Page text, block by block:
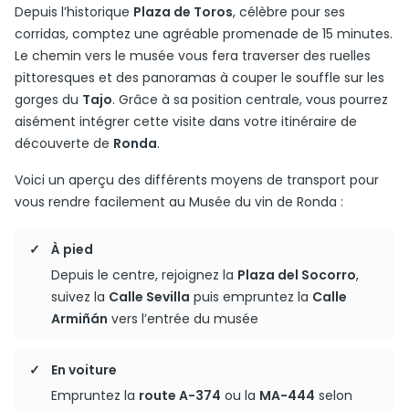
Depuis l’historique Plaza de Toros, célèbre pour ses
corridas, comptez une agréable promenade de 15 minutes.
Le chemin vers le musée vous fera traverser des ruelles
pittoresques et des panoramas à couper le souffle sur les
gorges du Tajo. Grâce à sa position centrale, vous pourrez
aisément intégrer cette visite dans votre itinéraire de
découverte de Ronda.
Voici un aperçu des différents moyens de transport pour
vous rendre facilement au Musée du vin de Ronda :
À pied
Depuis le centre, rejoignez la Plaza del Socorro,
suivez la Calle Sevilla puis empruntez la Calle
Armiñán vers l’entrée du musée
En voiture
Empruntez la route A-374 ou la MA-444 selon